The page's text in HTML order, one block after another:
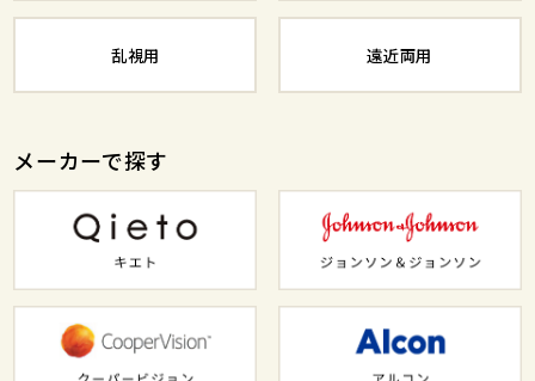
乱視用 遠近両用
メーカーで探す